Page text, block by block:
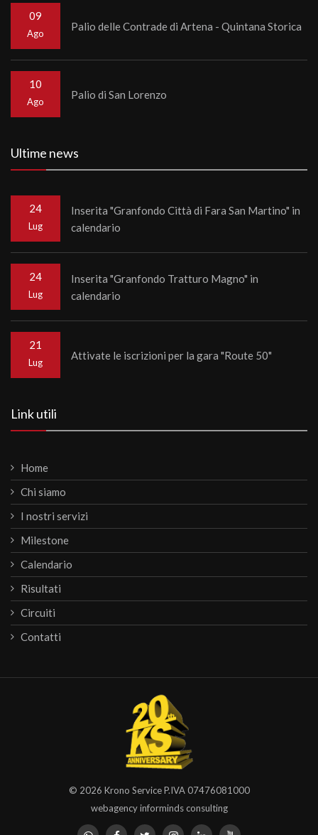
09
Ago
Palio delle Contrade di Artena - Quintana Storica
10
Ago
Palio di San Lorenzo
Ultime news
24
Lug
Inserita "Granfondo Città di Fara San Martino" in
calendario
24
Lug
Inserita "Granfondo Tratturo Magno" in
calendario
21
Lug
Attivate le iscrizioni per la gara "Route 50"
Link utili
Home
Chi siamo
I nostri servizi
Milestone
Calendario
Risultati
Circuiti
Contatti
© 2026 Krono ServiceP.IVA 07476081000
webagency informinds consulting